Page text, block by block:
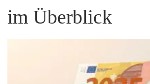
im Überblick